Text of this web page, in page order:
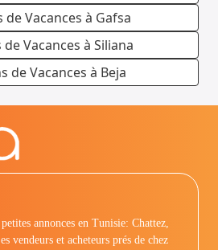
de Vacances à Gafsa
Vacances à Siliana
de Vacances à Beja
annonces en Tunisie: Chattez,
vendeurs et acheteurs prés de chez